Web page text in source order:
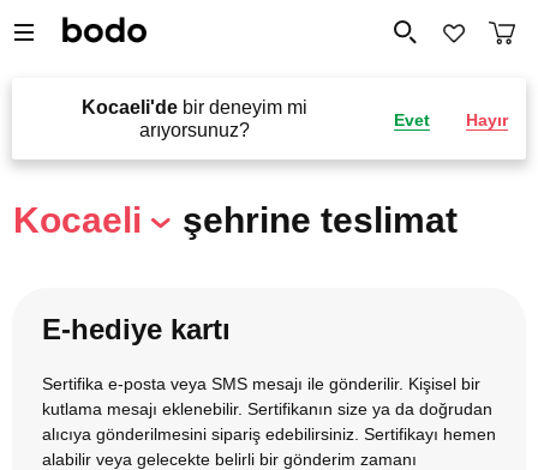
Kocaeli'debir deneyim mi
arıyorsunuz?
Evet Hayır
Kocaeli şehrine teslimat
E-hediye kartı
Sertifika e-posta veya SMS mesajı ile gönderilir. Kişisel bir
kutlama mesajı eklenebilir. Sertifikanın size ya da doğrudan
alıcıya gönderilmesini sipariş edebilirsiniz. Sertifikayı hemen
alabilir veya gelecekte belirli bir gönderim zamanı